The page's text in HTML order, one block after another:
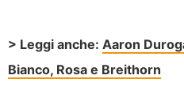
> Leggi anche: Aaron
Bianco, Rosa e Breithorn